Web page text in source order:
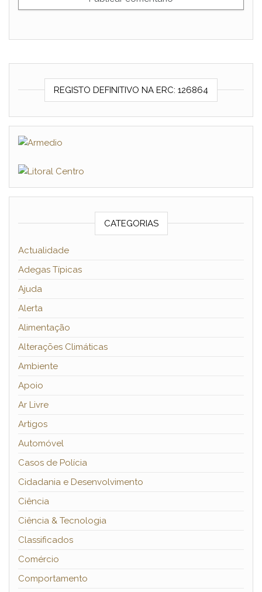
REGISTO DEFINITIVO NA ERC: 126864
CATEGORIAS
Actualidade
Adegas Típicas
Ajuda
Alerta
Alimentação
Alterações Climáticas
Ambiente
Apoio
Ar Livre
Artigos
Automóvel
Casos de Polícia
Cidadania e Desenvolvimento
Ciência
Ciência & Tecnologia
Classificados
Comércio
Comportamento